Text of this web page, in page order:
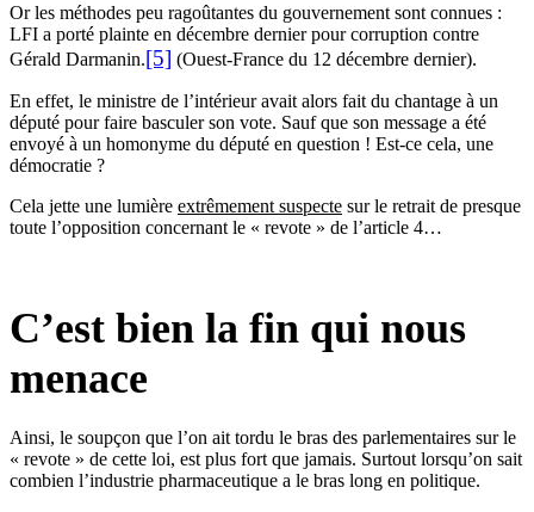
Or les méthodes peu ragoûtantes du gouvernement sont connues :
LFI a porté plainte en décembre dernier pour corruption contre
Gérald Darmanin.[5] (Ouest-France du 12 décembre dernier).
En effet, le ministre de l’intérieur avait alors fait du chantage à un
député pour faire basculer son vote. Sauf que son message a été
envoyé à un homonyme du député en question ! Est-ce cela, une
démocratie ?
Cela jette une lumière extrêmement suspecte sur le retrait de presque
toute l’opposition concernant le « revote » de l’article 4…
C’est bien la fin qui nous
menace
Ainsi, le soupçon que l’on ait tordu le bras des parlementaires sur le
« revote » de cette loi, est plus fort que jamais. Surtout lorsqu’on sait
combien l’industrie pharmaceutique a le bras long en politique.